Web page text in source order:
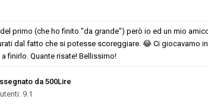
primo (che ho finito "da grande") però io ed un mio
dal fatto che si potesse scoreggiare. 😂 Ci giocavamo
finirlo. Quante risate! Bellissimo!
da 500Lire
9.1